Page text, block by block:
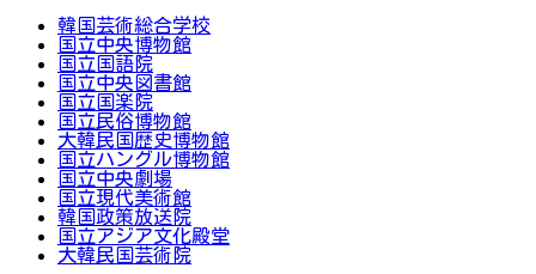
韓国芸術総合学校
国立中央博物館
国立国語院
国立中央図書館
国立国楽院
国立民俗博物館
大韓民国歴史博物館
国立ハングル博物館
国立中央劇場
国立現代美術館
韓国政策放送院
国立アジア文化殿堂
大韓民国芸術院